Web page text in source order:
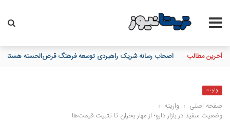
آخرین مطالب مدیرعامل بانک سپه فرارسیدن روز خبرنگار را به اصحاب رسانه و
واریته
صفحه اصلی › واریته ›
وضعیت سفید در بازار دارو؛ از مهار بحران تا تثبیت قیمت‌ها